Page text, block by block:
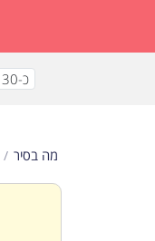
כ-30 דקות
מה בסיר